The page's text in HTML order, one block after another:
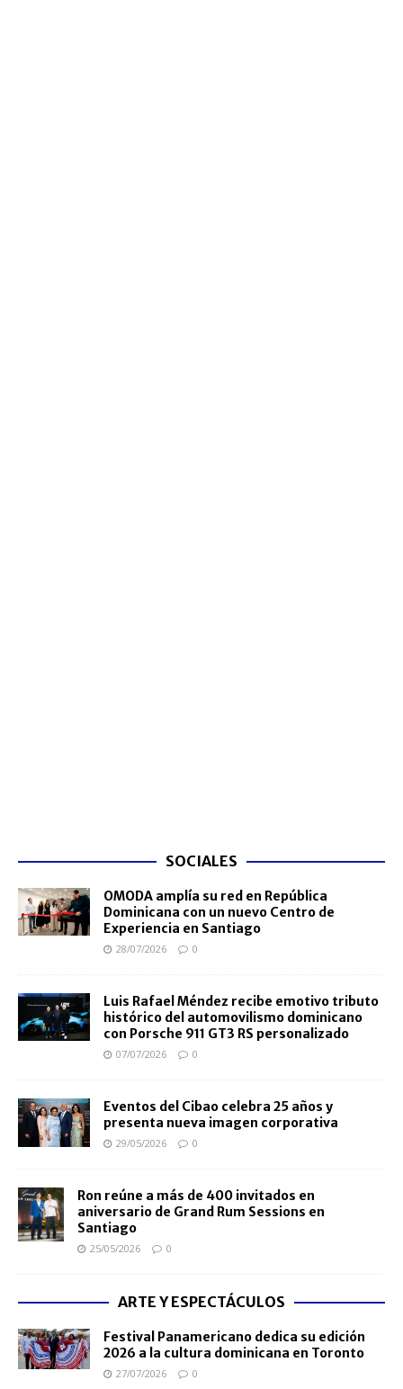
SOCIALES
OMODA amplía su red en República
Dominicana con un nuevo Centro de
Experiencia en Santiago
28/07/2026 0
Luis Rafael Méndez recibe emotivo tributo
histórico del automovilismo dominicano
con Porsche 911 GT3 RS personalizado
07/07/2026 0
Eventos del Cibao celebra 25 años y
presenta nueva imagen corporativa
29/05/2026 0
Ron reúne a más de 400 invitados en
aniversario de Grand Rum Sessions en
Santiago
25/05/2026 0
ARTE Y ESPECTÁCULOS
Festival Panamericano dedica su edición
2026 a la cultura dominicana en Toronto
27/07/2026 0